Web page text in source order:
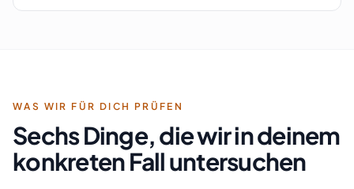
WAS WIR FÜR DICH PRÜFEN
Sechs Dinge, die wir in deinem
konkreten Fall untersuchen